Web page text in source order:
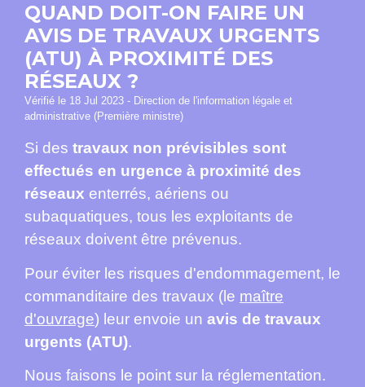
QUAND DOIT-ON FAIRE UN
AVIS DE TRAVAUX URGENTS
(ATU) À PROXIMITÉ DES
RÉSEAUX ?
Vérifié le 18 Jul 2023 - Direction de l'information légale et
administrative (Première ministre)
Si des travaux non prévisibles sont
effectués en urgence à proximité des
réseaux enterrés, aériens ou
subaquatiques, tous les exploitants de
réseaux doivent être prévenus.
Pour éviter les risques d'endommagement, le
commanditaire des travaux (le maître
d'ouvrage) leur envoie un avis de travaux
urgents (ATU).
Nous faisons le point sur la réglementation.